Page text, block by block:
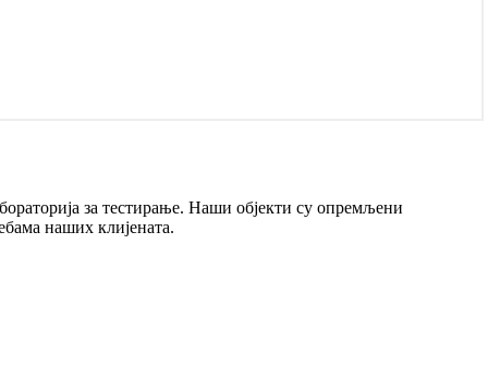
за тестирање. Наши објекти су опремљени
наших клијената.